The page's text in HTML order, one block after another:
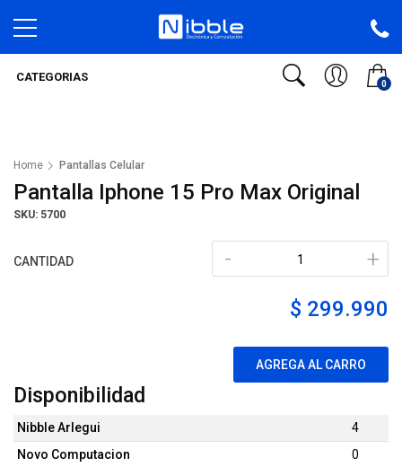
0
CATEGORIAS
Home Pantallas Celular
Pantalla Iphone 15 Pro Max Original
SKU: 5700
CANTIDAD +
-
$ 299.990
AGREGA AL CARRO
Disponibilidad
Nibble Arlegui
4
Novo Computacion
0